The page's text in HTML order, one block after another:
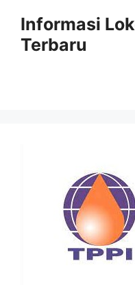
content
Informasi
Terbaru